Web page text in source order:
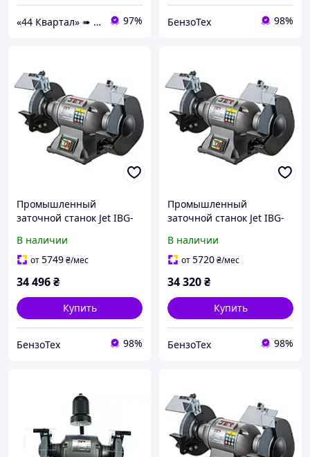
«44 Квартал» ➠ інтернет-магазин інструментів та розхідних матеріалів! 97% БензоТех 98%
Промышленный
заточной станок Jet IBG-
разнообразных
инструментов
В наличии
от5749₴/мес
34 496₴
Купить
БензоТех 98%
Промышленный
заточной станок Jet IBG-
разнообразных
инструментов
В наличии
от5720₴/мес
34 320₴
Купить
БензоТех 98%